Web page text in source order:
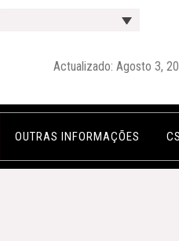
Actualizado: Agosto 3,
OUTRAS INFORMAÇÕES